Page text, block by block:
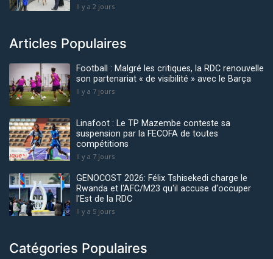
Il y a 2 jours
Articles Populaires
Football : Malgré les critiques, la RDC renouvelle
son partenariat « de visibilité » avec le Barça
Il y a 7 jours
Linafoot : Le TP Mazembe conteste sa
suspension par la FECOFA de toutes
compétitions
Il y a 7 jours
GENOCOST 2026: Félix Tshisekedi charge le
Rwanda et l'AFC/M23 qu'il accuse d'occuper
l'Est de la RDC
Il y a 5 jours
Catégories Populaires